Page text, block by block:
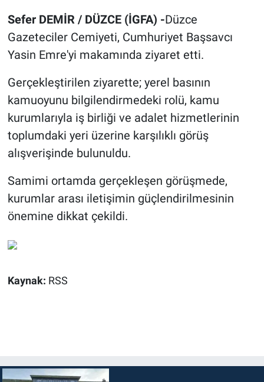
Sefer DEMİR / DÜZCE (İGFA) -Düzce
Gazeteciler Cemiyeti, Cumhuriyet Başsavcı
Yasin Emre'yi makamında ziyaret etti.
Gerçekleştirilen ziyarette; yerel basının
kamuoyunu bilgilendirmedeki rolü, kamu
kurumlarıyla iş birliği ve adalet hizmetlerinin
toplumdaki yeri üzerine karşılıklı görüş
alışverişinde bulunuldu.
Samimi ortamda gerçekleşen görüşmede,
kurumlar arası iletişimin güçlendirilmesinin
önemine dikkat çekildi.
Kaynak: RSS